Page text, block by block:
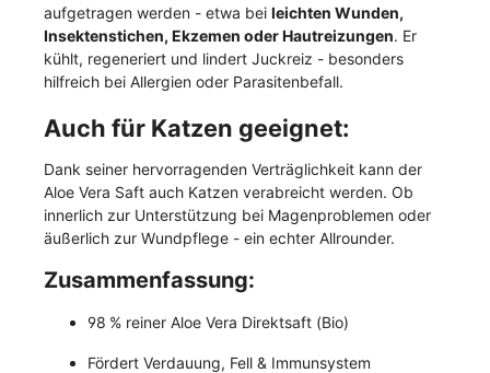
aufgetragen werden - etwa bei leichten Wunden,
Insektenstichen, Ekzemen oder Hautreizungen. Er
kühlt, regeneriert und lindert Juckreiz - besonders
hilfreich bei Allergien oder Parasitenbefall.
Auch für Katzen geeignet:
Dank seiner hervorragenden Verträglichkeit kann der
Aloe Vera Saft auch Katzen verabreicht werden. Ob
innerlich zur Unterstützung bei Magenproblemen oder
äußerlich zur Wundpflege - ein echter Allrounder.
Zusammenfassung:
98 % reiner Aloe Vera Direktsaft (Bio)
Fördert Verdauung, Fell & Immunsystem